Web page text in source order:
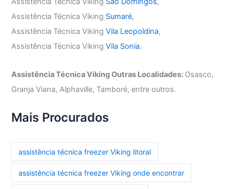
Assistência Técnica Viking Sumaré,
Assistência Técnica VikingVila Leopoldina,
Assistência Técnica VikingVila Sonia.
Assistência Técnica Viking Outras Localidades: Osasco,
Granja Viana, Alphaville, Tamboré, entre outros.
Mais Procurados
assistência técnica freezer Viking litoral
assistência técnica freezer Viking onde encontrar